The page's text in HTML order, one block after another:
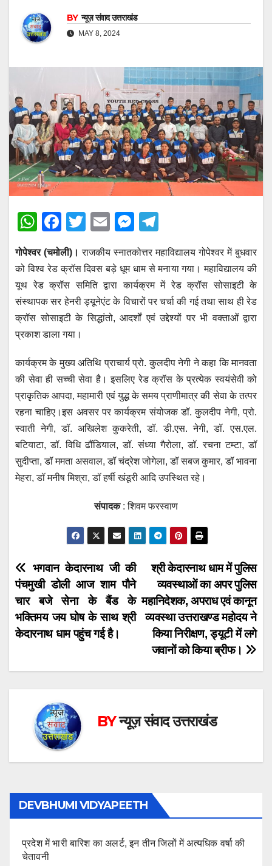
BY न्यूज़ संवाद उत्तराखंड
MAY 8, 2024
W
at
s
A
p
p
F
a
c
e
b
o
o
k
T
tt
er
E
ail
M
e
ss
e
n
g
e
gr
a
m
गोपेश्वर (चमोली)। राजकीय स्नातकोत्तर महाविद्यालय गोपेश्वर में बुधवार
को विश्व रेड क्रॉस दिवस बड़े धूम धाम से मनाया गया। महाविद्यालय की
यूथ रेड क्रॉस समिति द्वारा कार्यक्रम में रेड क्रॉस सोसाइटी के
संस्थापक सर हेनरी ड्यूनेएंट के विचारों पर चर्चा की गई तथा साथ ही रेड
क्रॉस सोसाइटी के सिद्धांतो, आदर्शों एवं उद्देश्यों पर भी वक्ताओं द्वारा
प्रकाश डाला गया।
कार्यक्रम के मुख्य अतिथि प्राचार्य प्रो. कुलदीप नेगी ने कहा कि मानवता
की सेवा ही सच्ची सेवा है। इसलिए रेड क्रॉस के प्रत्येक स्वयंसेवी को
प्राकृतिक आपदा, महामारी एवं युद्ध के समय प्राणीमात्र की सेवा के तत्पर
रहना चाहिए।इस अवसर पर कार्यक्रम संयोजक डॉ. कुलदीप नेगी, प्रो.
स्वाती नेगी, डॉ. अखिलेश कुकरेती, डॉ. डी.एस. नेगी, डॉ. एस.एल.
बटियाटा, डॉ. विधि ढौंडियाल, डॉ. संध्या गैरोला, डॉ. रचना टम्टा, डॉ
सुदीप्ता, डॉ ममता असवाल, डॉ चंद्रेश जोगेला, डॉ सबज कुमार, डॉ भावना
मेहरा, डॉ मनीष मिश्रा, डॉ हर्षी खंडूरी आदि उपस्थित रहे।
संपादक: शिवम फरस्वाण
Post
navigation
श्री केदारनाथ धाम में पुलिस
व्यवस्थाओं का अपर पुलिस
महानिदेशक, अपराध एवं कानून
व्यवस्था उत्तराखण्ड महोदय ने
किया निरीक्षण, ड्यूटी में लगे
जवानों को किया ब्रीफ।
भगवान केदारनाथ जी की
पंचमुखी डोली आज शाम पौने
चार बजे सेना के बैंड के
भक्तिमय जय घोष के साथ श्री
केदारनाथ धाम पहुंच गई है।
BYन्यूज़ संवाद उत्तराखंड
DEVBHUMI VIDYAPEETH
प्रदेश में भारी बारिश का अलर्ट, इन तीन जिलों में अत्यधिक वर्षा की
चेतावनी